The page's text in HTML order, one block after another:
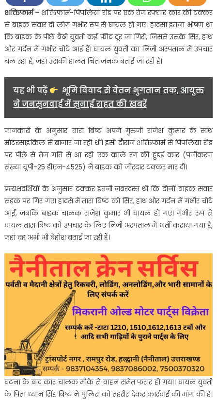
सड़क
हादसा:
कार
की
टक्कर
से
मौके
फरार
चालक
फरार
शक्तिफार्म – शक्तिफार्म-पिपलिया रोड पर एक तेज रफ्तार कार की टक्कर
से बाइक सवार दो लोग गंभीर रूप से घायल हो गए। हादसा इतना भीषण था
कि बाइक के पीछे बैठी युवती कई फीट दूर जा गिरी, जिससे उसके सिर, हाथ
और गर्दन में गंभीर चोटें आई हैं। घायल युवती का निजी अस्पताल में उपचार
चल रहा है, जहां उसकी हालत चिंताजनक बताई जा रही है।
यह भी पढ़ें
भूमि विवाद से वेतन भुगतान तक, आयुक्त
ने जनसुनवाई में सुनाईं राहत की खबरें
जानकारी के अनुसार तारा बिष्ट अपने गुरुजी राजेश कुमार के साथ
मोटरसाइकिल से बाजार जा रही थीं। इसी दौरान शक्तिफार्म से पिपलिया रोड
पर पीछे से तेज गति से आ रही एक काले रंग की हुंडई कार (पंजीकरण
संख्या यूपी-25 डीएन-4525) ने बाइक को जोरदार टक्कर मार दी।
प्रत्यक्षदर्शियों के अनुसार टक्कर इतनी जबरदस्त थी कि दोनों बाइक सवार
सड़क पर गिर गए। हादसे में तारा बिष्ट को सिर, हाथ और गर्दन में गंभीर चोटें
आईं, जबकि बाइक चालक राजेश कुमार भी घायल हो गए। गंभीर रूप से
घायल तारा बिष्ट को उपचार के लिए निजी अस्पताल में भर्ती कराया गया है,
जहां वह अभी भी बेहोश बताई जा रही हैं।
घटना के बाद कार चालक मौके से वाहन समेत फरार हो गया। घायल युवती
के पिता ध्यान सिंह बिष्ट ने पुलिस को तहरीर देकर कार्रवाई की मांग की है।